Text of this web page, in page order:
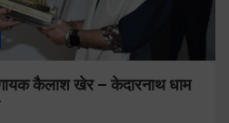
गायक कैलाश खेर – केदारनाथ धाम